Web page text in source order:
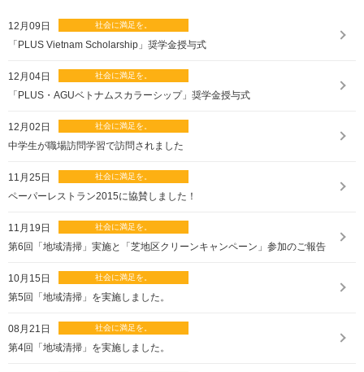
12月09日
「PLUS Vietnam Scholarship」奨学金授与式
12月04日
「PLUS・AGUベトナムスカラーシップ」奨学金授与式
12月02日
中学生が職場訪問学習で訪問されました
11月25日
ペーパーレストラン2015に協賛しました！
11月19日
第6回「地域清掃」実施と「芝地区クリーンキャンペーン」参加のご報告
10月15日
第5回「地域清掃」を実施しました。
08月21日
第4回「地域清掃」を実施しました。